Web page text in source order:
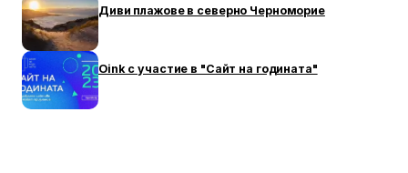
Диви плажове в северно Черноморие
Oink с участие в "Сайт на годината"